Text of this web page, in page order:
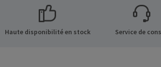
Haute disponibilité en stock Service de